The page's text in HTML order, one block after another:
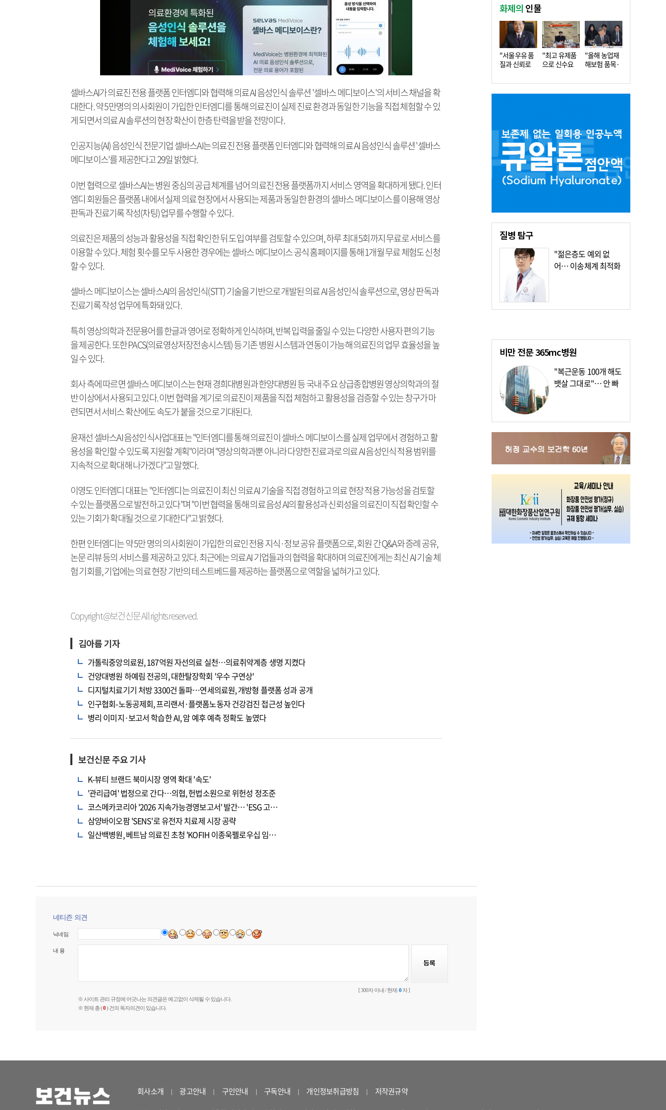
셀바스AI가 의료진 전용 플랫폼 인터엠디와 협력해 의료 AI 음성인식 솔루션 '셀바스 메디보이스'의 서비스 채널을 확
대한다. 약 5만명의 의사회원이 가입한 인터엠디를 통해 의료진이 실제 진료 환경과 동일한 기능을 직접 체험할 수 있
게 되면서 의료 AI 솔루션의 현장 확산이 한층 탄력을 받을 전망이다.
인공지능(AI) 음성인식 전문기업 셀바스AI는 의료진 전용 플랫폼 인터엠디와 협력해 의료 AI 음성인식 솔루션 '셀바스
메디보이스'를 제공한다고 29일 밝혔다.
이번 협력으로 셀바스AI는 병원 중심의 공급 체계를 넘어 의료진 전용 플랫폼까지 서비스 영역을 확대하게 됐다. 인터
엠디 회원들은 플랫폼 내에서 실제 의료 현장에서 사용되는 제품과 동일한 환경의 셀바스 메디보이스를 이용해 영상
판독과 진료기록 작성(차팅) 업무를 수행할 수 있다.
의료진은 제품의 성능과 활용성을 직접 확인한 뒤 도입 여부를 검토할 수 있으며, 하루 최대 5회까지 무료로 서비스를
이용할 수 있다. 체험 횟수를 모두 사용한 경우에는 셀바스 메디보이스 공식 홈페이지를 통해 1개월 무료 체험도 신청
할 수 있다.
셀바스 메디보이스는 셀바스AI의 음성인식(STT) 기술을 기반으로 개발된 의료 AI 음성인식 솔루션으로, 영상 판독과
진료기록 작성 업무에 특화돼 있다.
특히 영상의학과 전문용어를 한글과 영어로 정확하게 인식하며, 반복 입력을 줄일 수 있는 다양한 사용자 편의 기능
을 제공한다. 또한 PACS(의료영상저장전송시스템) 등 기존 병원 시스템과 연동이 가능해 의료진의 업무 효율성을 높
일 수 있다.
회사 측에 따르면 셀바스 메디보이스는 현재 경희대병원과 한양대병원 등 국내 주요 상급종합병원 영상의학과의 절
반 이상에서 사용되고 있다. 이번 협력을 계기로 의료진이 제품을 직접 체험하고 활용성을 검증할 수 있는 창구가 마
련되면서 서비스 확산에도 속도가 붙을 것으로 기대된다.
윤재선 셀바스AI 음성인식사업대표는 "인터엠디를 통해 의료진이 셀바스 메디보이스를 실제 업무에서 경험하고 활
용성을 확인할 수 있도록 지원할 계획"이라며 "영상의학과뿐 아니라 다양한 진료과로 의료 AI 음성인식 적용 범위를
지속적으로 확대해 나가겠다"고 말했다.
이영도 인터엠디 대표는 "인터엠디는 의료진이 최신 의료 AI 기술을 직접 경험하고 의료 현장 적용 가능성을 검토할
수 있는 플랫폼으로 발전하고 있다"며 "이번 협력을 통해 의료 음성 AI의 활용성과 신뢰성을 의료진이 직접 확인할 수
있는 기회가 확대될 것으로 기대한다"고 밝혔다.
한편 인터엠디는 약 5만 명의 의사회원이 가입한 의료인 전용 지식·정보 공유 플랫폼으로, 회원 간 Q&A와 증례 공유,
논문 리뷰 등의 서비스를 제공하고 있다. 최근에는 의료 AI 기업들과의 협력을 확대하며 의료진에게는 최신 AI 기술 체
험 기회를, 기업에는 의료 현장 기반의 테스트베드를 제공하는 플랫폼으로 역할을 넓혀가고 있다.
Copyright @보건신문 All rights reserved.
김아름 기자
가톨릭중앙의료원, 187억원 자선의료 실천…의료취약계층 생명 지켰다
건양대병원 하예림 전공의, 대한탈장학회 '우수 구연상'
디지털치료기기 처방 3300건 돌파…연세의료원, 개방형 플랫폼 성과 공개
인구협회-노동공제회, 프리랜서·플랫폼노동자 건강검진 접근성 높인다
병리 이미지·보고서 학습한 AI, 암 예후 예측 정확도 높였다
보건신문 주요 기사
K-뷰티 브랜드 북미시장 영역 확대 '속도'
'관리급여' 법정으로 간다…의협, 헌법소원으로 위헌성 정조준
코스메카코리아 '2026 지속가능경영보고서' 발간… 'ESG 고…
삼양바이오팜 'SENS'로 유전자 치료제 시장 공략
일산백병원, 베트남 의료진 초청 'KOFIH 이종욱펠로우십 임…
네티즌 의견
닉네임
내 용
[ 300자 이내 / 현재:0 자 ]
※ 사이트 관리 규정에 어긋나는 의견글은 예고없이 삭제될 수 있습니다.
※ 현재 총 (0) 건의 독자의견이 있습니다.
화제의 인물
"서울우유 품
질과 신뢰로
"최고 유제품
으로 신수요
"올해 농업재
해보험 품목·
질병탐구
"젊은층도 예외 없
어… 이송체계 최적화
비만 전문365mc병원
"복근운동 100개 해도
뱃살 그대로"… 안 빠
회사소개 광고안내 구인안내 구독안내 개인정보취급방침
저작권규약